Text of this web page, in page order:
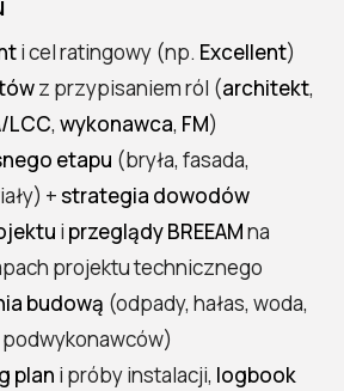
i cel ratingowy (np. Excellent)
z przypisaniem ról (architekt,
LCC, wykonawca, FM)
etapu (bryła, fasada,
+strategia dowodów
i przeglądy BREEAMna
projektu technicznego
budową (odpady, hałas, woda,
plan i próby instalacji, logbook